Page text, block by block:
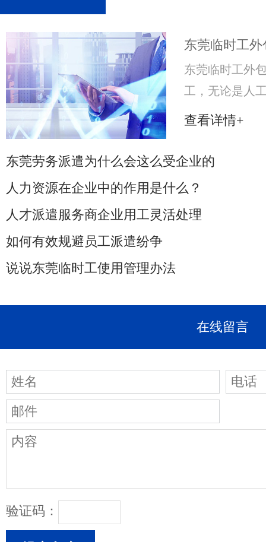
东莞临时工
东莞临时工外
工，无论是人
企业的利润就
获得更大的收
查看详情+
东莞劳务派遣为什么会这么受企业的
人力资源在企业中的作用是什么？
人才派遣服务商企业用工灵活处理
如何有效规避员工派遣纷争
说说东莞临时工使用管理办法
在线留言
验证码：